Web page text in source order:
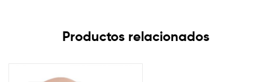
Productos relacionados